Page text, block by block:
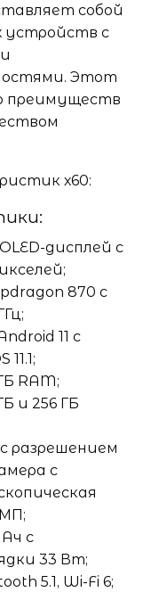
собой
устройств с
Этот
преимуществ
х60:
дисплей с
870 с
11 с
RAM;
и 256 ГБ
разрешением
с
с
33 Вт;
5.1, Wi-Fi 6;